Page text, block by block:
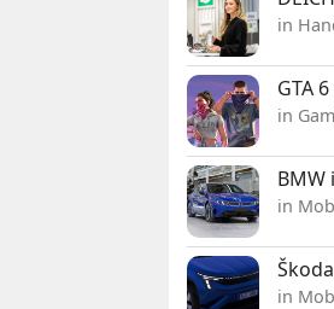
in
GTA
in
BMW
in
in